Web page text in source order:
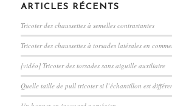
ARTICLES RÉCENTS
Tricoter des chaussettes à semelles contrastantes
Tricoter des chaussettes à torsades latérales en
[vidéo] Tricoter des torsades sans aiguille auxiliaire
Quelle taille de pull tricoter si l’échantillon est